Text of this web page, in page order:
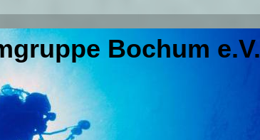
Bochum e.V.